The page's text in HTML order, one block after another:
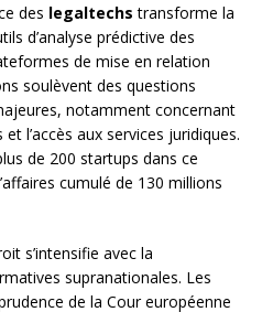
des legaltechs transforme la
d’analyse prédictive des
de mise en relation
soulèvent des questions
notamment concernant
l’accès aux services juridiques.
de 200 startups dans ce
cumulé de 130 millions
s’intensifie avec la
supranationales. Les
de la Cour européenne